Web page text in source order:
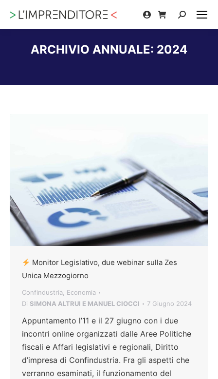
Cerca:
ARCHIVIO ANNUALE: 2024
Monitor Legislativo, due webinar sulla Zes
Unica Mezzogiorno
Confindustria
Economia
Di SIMONA ALTRUI E MANUEL CIOCCI 7 Giugno 2024
Appuntamento l’11 e il 27 giugno con i due
incontri online organizzati dalle Aree Politiche
fiscali e Affari legislativi e regionali, Diritto
d’impresa di Confindustria. Fra gli aspetti che
verranno esaminati, il funzionamento del